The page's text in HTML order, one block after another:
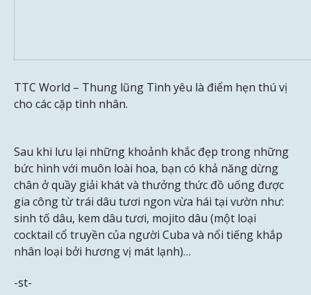
TTC World – Thung lũng Tình yêu là điểm hẹn thú vị
cho các cặp tình nhân.
Sau khi lưu lại những khoảnh khắc đẹp trong những
bức hình với muôn loài hoa, bạn có khả năng dừng
chân ở quầy giải khát và thưởng thức đồ uống được
gia công từ trái dâu tươi ngon vừa hái tại vườn như:
sinh tố dâu, kem dâu tươi, mojito dâu (một loại
cocktail cổ truyền của người Cuba và nổi tiếng khắp
nhân loại bởi hương vị mát lạnh)…
-st-